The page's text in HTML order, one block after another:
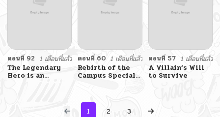
ตอนที่ 92 1 เดือนที่แล้ว
The Legendary
Hero is an
ตอนที่ 60 1 เดือนที่แล้ว
Rebirth of the
Campus Special
ตอนที่ 57 1 เดือนที่แล้ว
A Villain’s Will
to Survive
1 2 3